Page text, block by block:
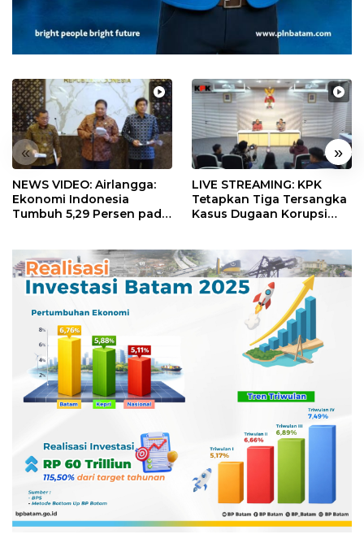
« »
NEWS VIDEO: Airlangga:
Ekonomi Indonesia
Tumbuh 5,29 Persen pada
LIVE STREAMING: KPK
Tetapkan Tiga Tersangka
Kasus Dugaan Korupsi